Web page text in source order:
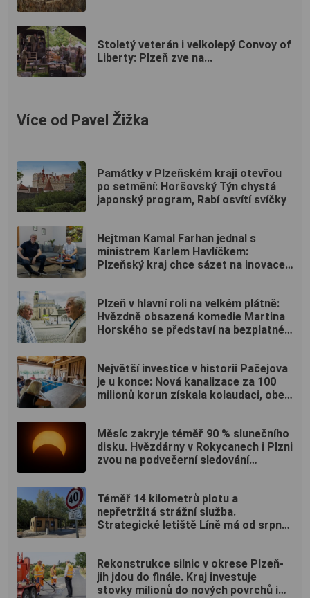
Stoletý veterán i velkolepý Convoy of
Liberty: Plzeň zve na...
Více od Pavel Žižka
Památky v Plzeňském kraji otevřou
po setmění: Horšovský Týn chystá
japonský program, Rabí osvítí svíčky
Hejtman Kamal Farhan jednal s
ministrem Karlem Havlíčkem:
Plzeňský kraj chce sázet na inovace
Plzeň v hlavní roli na velkém plátně:
Hvězdně obsazená komedie Martina
Horského se představí na bezplatné
Největší investice v historii Pačejova
je u konce: Nová kanalizace za 100
milionů korun získala kolaudaci, obec
Měsíc zakryje téměř 90 % slunečního
disku. Hvězdárny v Rokycanech i Plzni
zvou na podvečerní sledování
Téměř 14 kilometrů plotu a
nepřetržitá strážní služba.
Strategické letiště Líně má od srpna
Rekonstrukce silnic v okrese Plzeň-
jih jdou do finále. Kraj investuje
stovky milionů do nových povrchů i